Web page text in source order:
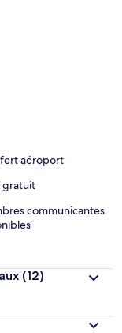
bar / salon, une
soucis. Les
concerne le
aéroport
gratuit
communicantes
(12)